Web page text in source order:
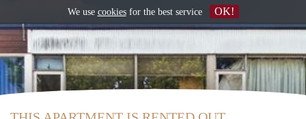
We use cookiesfor the best service OK!